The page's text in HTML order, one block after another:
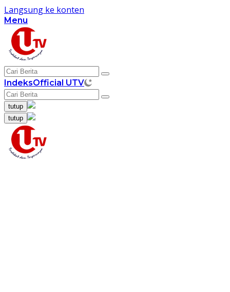
Langsung ke konten
Menu
IndeksOfficial UTV
tutup
tutup